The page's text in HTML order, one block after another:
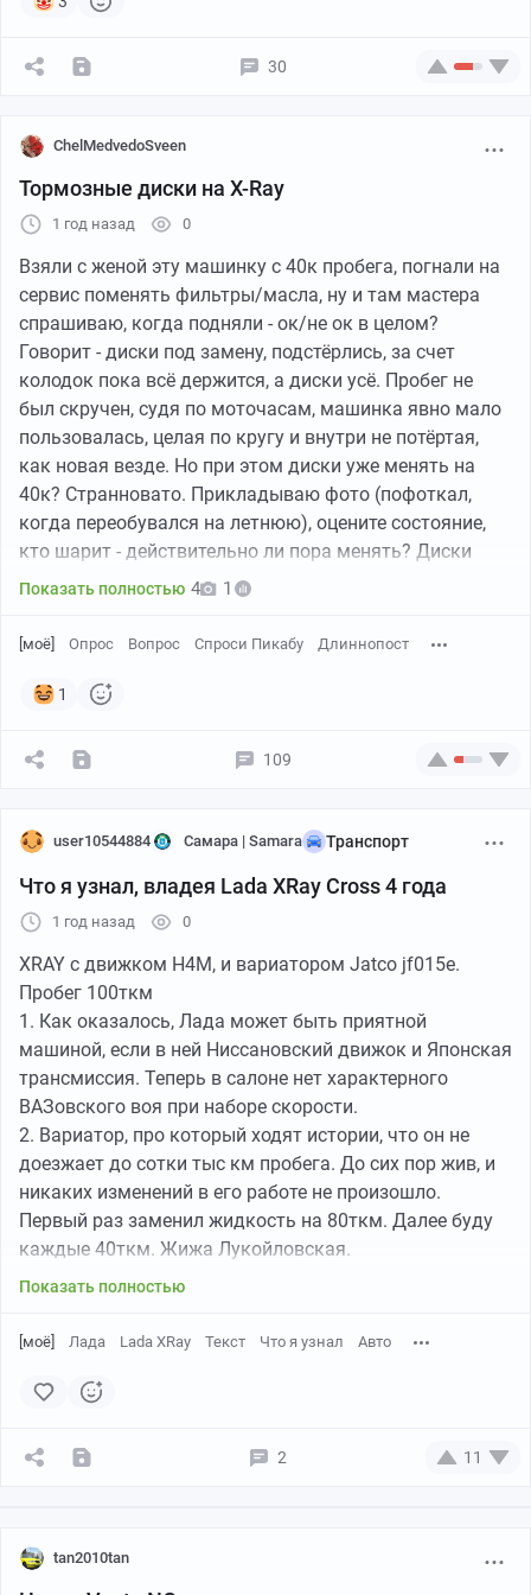
изначально мертворождённый. Как это уже было с
производства (у дилеров до сих пор полно запасов
никто никогда покупать не собирался).
Стало быть, мы увидим несколько ходовых макетов,
может быть даже будет пробная партия. Но в
полноценное производство модель не пойдет и
аналогии с Искрой. Модель есть, но ее нет. Вроде даже
выпускается, но её нигде не найти.
30
ChelMedvedoSveen
Тормозные диски на X-Ray
1 год назад 0
Взяли с женой эту машинку с 40к пробега, погнали на
сервис поменять фильтры/масла, ну и там мастера
спрашиваю, когда подняли - ок/не ок в целом?
Говорит - диски под замену, подстёрлись, за счет
колодок пока всё держится, а диски усё. Пробег не
был скручен, судя по моточасам, машинка явно мало
пользовалась, целая по кругу и внутри не потёртая,
как новая везде. Но при этом диски уже менять на
40к? Странновато. Прикладываю фото (пофоткал,
когда переобувался на летнюю), оцените состояние,
кто шарит - действительно ли пора менять? Диски
только спереди, сзади барабаны.
Ну и заодно подскажите - какие тормозные диски
колодки возьму Bosch (Low-Metallic):
Вариант до 3х тыщ
Всего голосов:
Показать полностью 4 1
[моё] Опрос Вопрос Спроси Пикабу Длиннопост
1
109
user10544884 Самара | Samara Транспорт
Что я узнал, владея Lada XRay Cross 4 года
1 год назад 0
XRAY с движком H4M, и вариатором Jatco jf015e.
Пробег 100ткм
1. Как оказалось, Лада может быть приятной
машиной, если в ней Ниссановский движок и Японская
трансмиссия. Теперь в салоне нет характерного
ВАЗовского воя при наборе скорости.
2. Вариатор, про который ходят истории, что он не
доезжает до сотки тыс км пробега. До сих пор жив, и
никаких изменений в его работе не произошло.
Первый раз заменил жидкость на 80ткм. Далее буду
каждые 40ткм. Жижа Лукойловская.
3. Ходовка живучая. На текущий момент всё в идеале,
случай, застучала подвеска спереди. Был в
аммортизаторы, Это же жигули - что ты хочешь.
выйдет. Оказалось стойки стаба. Хотя все мастера не
Устройство ходовой, мастера говорят, слизано с
Показать полностью
[моё] Лада Lada XRay Текст Что я узнал Авто
2 11
tan2010tan